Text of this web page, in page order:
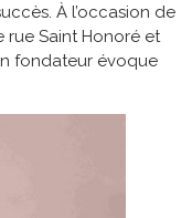
À l’occasion de
rue Saint Honoré et
fondateur évoque